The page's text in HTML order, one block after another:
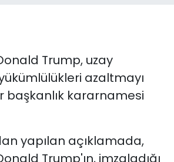
Trump, uzay
azaltmayı
başkanlık kararnamesi
yapılan açıklamada,
Trump'ın, imzaladığı